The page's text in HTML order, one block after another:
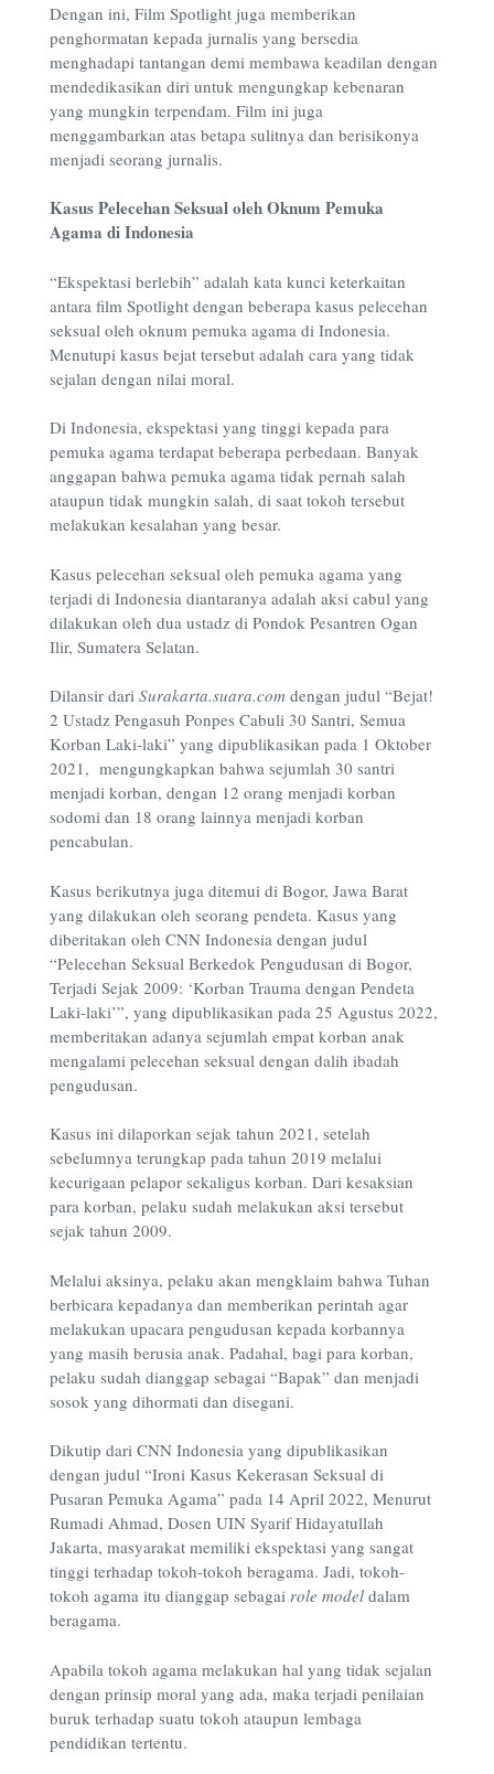
Dengan ini, Film Spotlight juga memberikan
penghormatan kepada jurnalis yang bersedia
menghadapi tantangan demi membawa keadilan dengan
mendedikasikan diri untuk mengungkap kebenaran
yang mungkin terpendam. Film ini juga
menggambarkan atas betapa sulitnya dan berisikonya
menjadi seorang jurnalis.
Kasus Pelecehan Seksual oleh Oknum Pemuka
Agama di Indonesia
“Ekspektasi berlebih” adalah kata kunci keterkaitan
antara film Spotlight dengan beberapa kasus pelecehan
seksual oleh oknum pemuka agama di Indonesia.
Menutupi kasus bejat tersebut adalah cara yang tidak
sejalan dengan nilai moral.
Di Indonesia, ekspektasi yang tinggi kepada para
pemuka agama terdapat beberapa perbedaan. Banyak
anggapan bahwa pemuka agama tidak pernah salah
ataupun tidak mungkin salah, di saat tokoh tersebut
melakukan kesalahan yang besar.
Kasus pelecehan seksual oleh pemuka agama yang
terjadi di Indonesia diantaranya adalah aksi cabul yang
dilakukan oleh dua ustadz di Pondok Pesantren Ogan
Ilir, Sumatera Selatan.
Dilansir dari Surakarta.suara.com dengan judul “Bejat!
2 Ustadz Pengasuh Ponpes Cabuli 30 Santri, Semua
Korban Laki-laki” yang dipublikasikan pada 1 Oktober
2021, mengungkapkan bahwa sejumlah 30 santri
menjadi korban, dengan 12 orang menjadi korban
sodomi dan 18 orang lainnya menjadi korban
pencabulan.
Kasus berikutnya juga ditemui di Bogor, Jawa Barat
yang dilakukan oleh seorang pendeta. Kasus yang
diberitakan oleh CNN Indonesia dengan judul
“Pelecehan Seksual Berkedok Pengudusan di Bogor,
Terjadi Sejak 2009: ‘Korban Trauma dengan Pendeta
Laki-laki’”, yang dipublikasikan pada 25 Agustus 2022,
memberitakan adanya sejumlah empat korban anak
mengalami pelecehan seksual dengan dalih ibadah
pengudusan.
Kasus ini dilaporkan sejak tahun 2021, setelah
sebelumnya terungkap pada tahun 2019 melalui
kecurigaan pelapor sekaligus korban. Dari kesaksian
para korban, pelaku sudah melakukan aksi tersebut
sejak tahun 2009.
Melalui aksinya, pelaku akan mengklaim bahwa Tuhan
berbicara kepadanya dan memberikan perintah agar
melakukan upacara pengudusan kepada korbannya
yang masih berusia anak. Padahal, bagi para korban,
pelaku sudah dianggap sebagai “Bapak” dan menjadi
sosok yang dihormati dan disegani.
Dikutip dari CNN Indonesia yang dipublikasikan
dengan judul “Ironi Kasus Kekerasan Seksual di
Pusaran Pemuka Agama” pada 14 April 2022, Menurut
Rumadi Ahmad, Dosen UIN Syarif Hidayatullah
Jakarta, masyarakat memiliki ekspektasi yang sangat
tinggi terhadap tokoh-tokoh beragama. Jadi, tokoh-
tokoh agama itu dianggap sebagai role model dalam
beragama.
Apabila tokoh agama melakukan hal yang tidak sejalan
dengan prinsip moral yang ada, maka terjadi penilaian
buruk terhadap suatu tokoh ataupun lembaga
pendidikan tertentu.